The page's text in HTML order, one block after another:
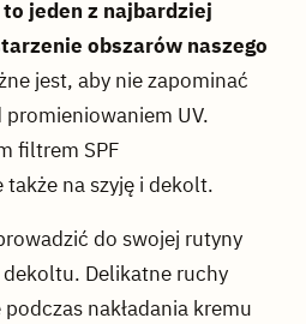
to jeden z najbardziej
obszarów naszego
jest, aby nie zapominać
UV.
filtrem SPF
na szyję i dekolt.
do swojej rutyny
Delikatne ruchy
nakładania kremu